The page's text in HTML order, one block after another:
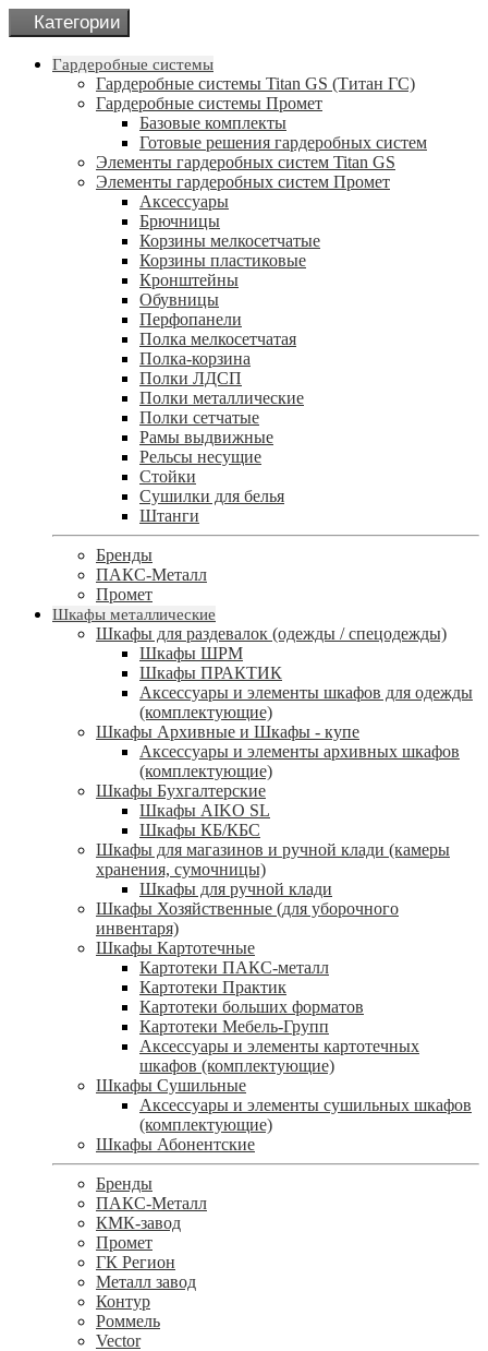
Категории
Гардеробные системы
Гардеробные системы Titan GS (Титан ГС)
Гардеробные системы Промет
Базовые комплекты
Готовые решения гардеробных систем
Элементы гардеробных систем Titan GS
Элементы гардеробных систем Промет
Аксессуары
Брючницы
Корзины мелкосетчатые
Корзины пластиковые
Кронштейны
Обувницы
Перфопанели
Полка мелкосетчатая
Полка-корзина
Полки ЛДСП
Полки металлические
Полки сетчатые
Рамы выдвижные
Рельсы несущие
Стойки
Сушилки для белья
Штанги
Бренды
ПАКС-Металл
Промет
Шкафы металлические
Шкафы для раздевалок (одежды / спецодежды)
Шкафы ШРМ
Шкафы ПРАКТИК
Аксессуары и элементы шкафов для одежды
(комплектующие)
Шкафы Архивные и Шкафы - купе
Аксессуары и элементы архивных шкафов
(комплектующие)
Шкафы Бухгалтерские
Шкафы AIKO SL
Шкафы КБ/КБС
Шкафы для магазинов и ручной клади (камеры
хранения, сумочницы)
Шкафы для ручной клади
Шкафы Хозяйственные (для уборочного
инвентаря)
Шкафы Картотечные
Картотеки ПАКС-металл
Картотеки Практик
Картотеки больших форматов
Картотеки Мебель-Групп
Аксессуары и элементы картотечных
шкафов (комплектующие)
Шкафы Сушильные
Аксессуары и элементы сушильных шкафов
(комплектующие)
Шкафы Абонентские
Бренды
ПАКС-Металл
КМК-завод
Промет
ГК Регион
Металл завод
Контур
Роммель
Vector